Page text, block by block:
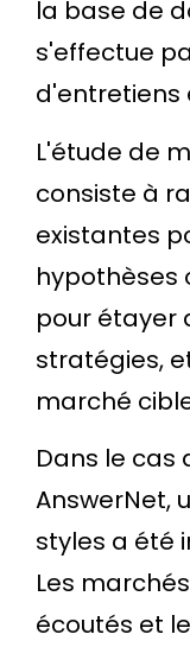
la base de
s'effectue
d'entretiens
L'étude de
consiste à
existantes
hypothèses
pour étayer
stratégies,
marché
Dans le cas
AnswerNet,
styles a été
Les
écoutés et